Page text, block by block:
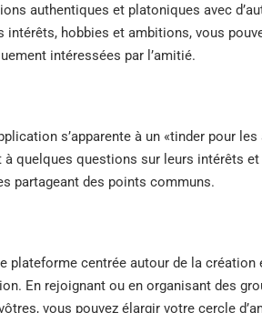
authentiques et platoniques avec
intérêts, hobbies et ambitions, vous
intéressées par l’amitié.
s’apparente à un «tinder pour
à quelques questions sur leurs intérêts
partageant des points communs.
plateforme centrée autour de la
En rejoignant ou en organisant des
vous pouvez élargir votre cercle